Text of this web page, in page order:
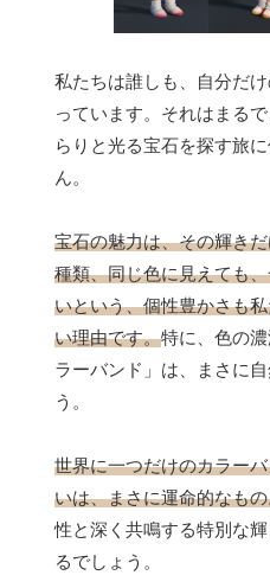
私たちは誰しも、自分だ
っています。それはまる
らりと光る宝石を探す旅
ん。
宝石の魅力は、その輝き
種類、同じ色に見えても
いという、個性豊かさも
い理由です。特に、色の
ラーバンド」は、まさに
う。
世界に一つだけのカラー
いは、まさに運命的なも
性と深く共鳴する特別な
るでしょう。